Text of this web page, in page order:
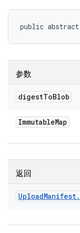
public abstract
参数
digestToBlob
ImmutableMap
返回
UploadManifest.